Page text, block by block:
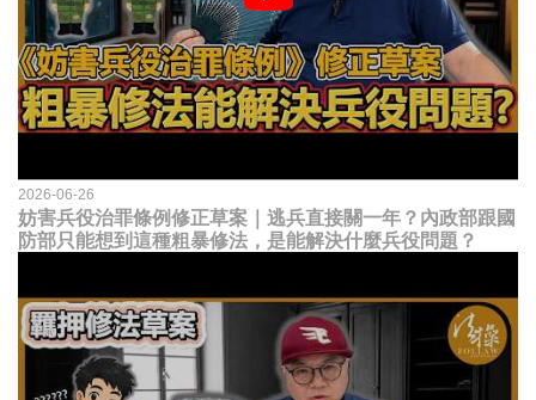
2026-06-26
妨害兵役治罪條例修正草案｜逃兵直接關一年？內政部跟國
防部只能想到這種粗暴修法，是能解決什麼兵役問題？